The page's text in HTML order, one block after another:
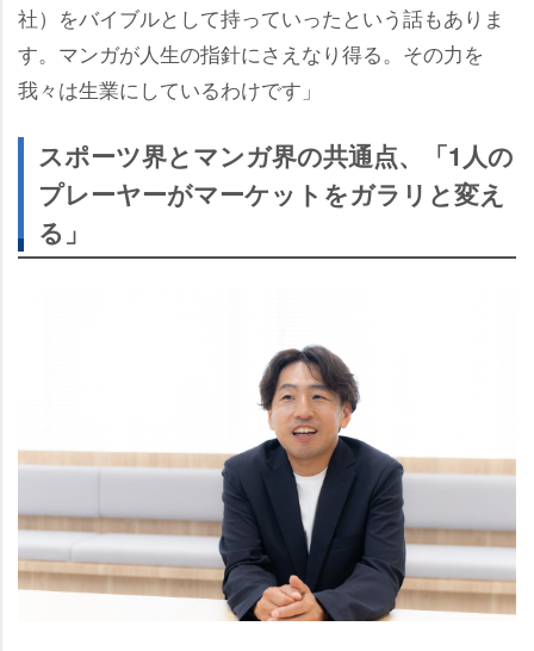
社）をバイブルとして持っていったという話もありま
す。マンガが人生の指針にさえなり得る。その力を
我々は生業にしているわけです」
スポーツ界とマンガ界の共通点、「1人の
プレーヤーがマーケットをガラリと変え
る」